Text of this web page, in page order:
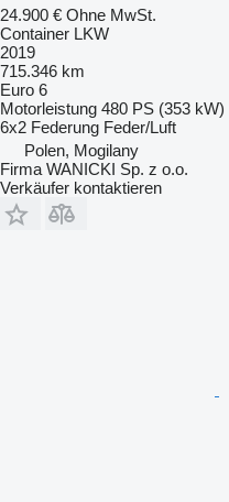
24.900 € Ohne MwSt.
Container LKW
2019
715.346 km
Euro 6
Motorleistung 480 PS (353 kW)
6x2 Federung Feder/Luft
Polen, Mogilany
Firma WANICKI Sp. z o.o.
Verkäufer kontaktieren